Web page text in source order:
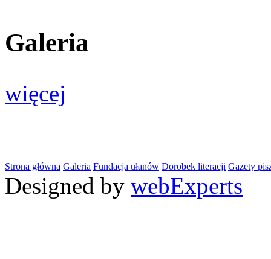
Galeria
więcej
Strona główna Galeria Fundacja ułanów Dorobek literacji Gazety
Designed by webExperts